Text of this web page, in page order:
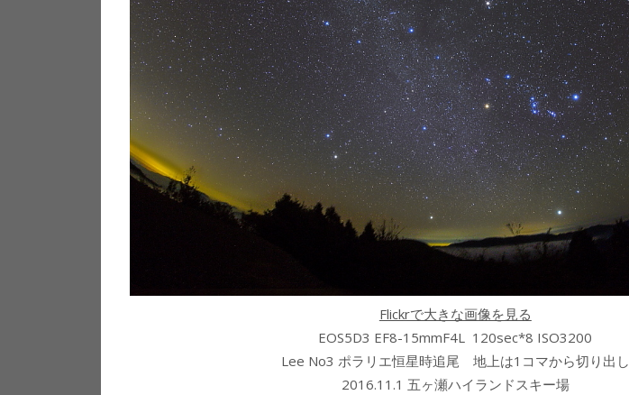
Flickrで大きな画像を見る
EOS5D3 EF8-15mmF4L 120sec*8 ISO3200
Lee No3 ポラリエ恒星時追尾 地上は1コマから切り出し
2016.11.1 五ヶ瀬ハイランドスキー場